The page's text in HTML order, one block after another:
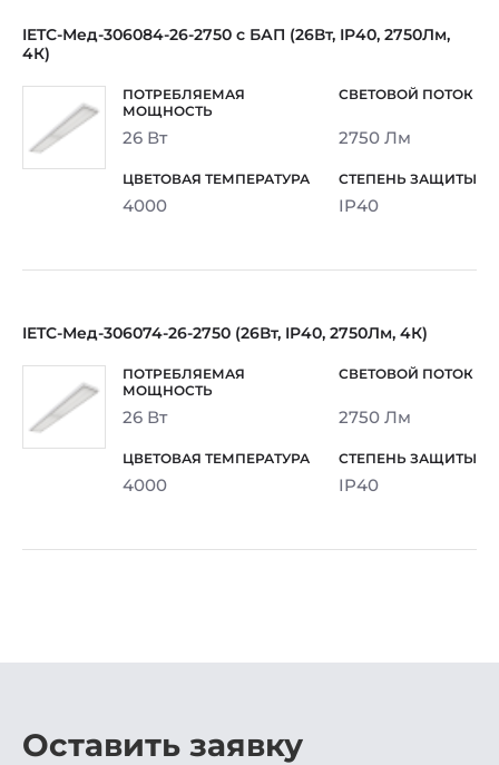
IETC-Мед-306084-26-2750 с БАП (26Вт, IP40, 2750Лм,
4К)
26 Вт 2750 Лм
4000 IP40
IETC-Мед-306074-26-2750 (26Вт, IP40, 2750Лм, 4К)
26 Вт 2750 Лм
4000 IP40
Оставить заявку